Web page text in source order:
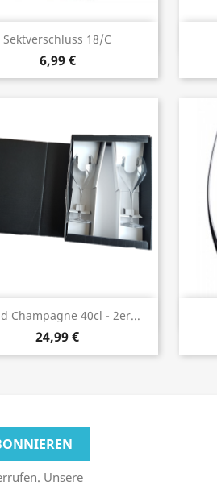
Sektverschluss 18/C
6,99 €
Vorschau
Champagne 40cl - 2er...
24,99 €
Vorschau
Unsere